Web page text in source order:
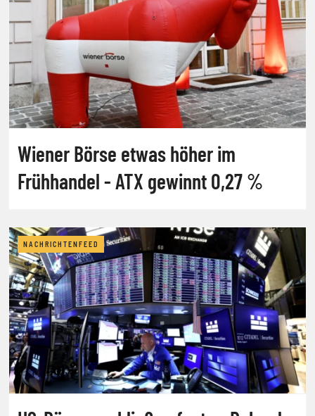
Wiener Börse etwas höher im
Frühhandel - ATX gewinnt 0,27 %
NACHRICHTENFEED